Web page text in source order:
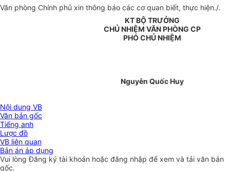
Văn phòng Chính phủ xin thông báo các cơ quan biết, thực hiện./.
KT BỘ TRƯỞNG
CHỦ NHIỆM VĂN PHÒNG CP
PHÓ CHỦ NHIỆM
Nguyễn Quốc Huy
Nội dung VB
Văn bản gốc
Tiếng anh
Lược đồ
VB liên quan
Bản án áp dụng
Vui lòngĐăng ký tài khoản hoặc đăng nhập để xem và tải văn bản
gốc.